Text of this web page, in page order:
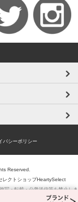
バシーポリシー
Reserved.
クトショップHeartySelect
写・転載・公衆送信等を禁止しま